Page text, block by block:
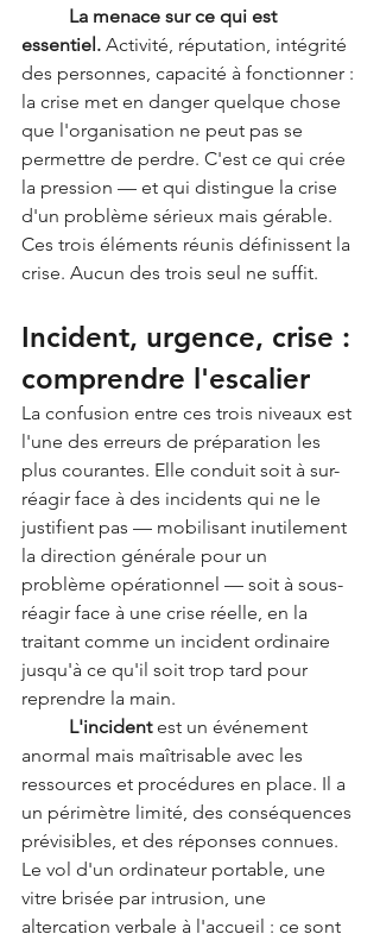
essentiel. Activité, réputation, intégrité
des personnes, capacité à fonctionner :
la crise met en danger quelque chose
que l'organisation ne peut pas se
permettre de perdre. C'est ce qui crée
la pression — et qui distingue la crise
d'un problème sérieux mais gérable.
Ces trois éléments réunis définissent la
crise. Aucun des trois seul ne suffit.
Incident, urgence, crise :
comprendre l'escalier
La confusion entre ces trois niveaux est
l'une des erreurs de préparation les
plus courantes. Elle conduit soit à sur-
réagir face à des incidents qui ne le
justifient pas — mobilisant inutilement
la direction générale pour un
problème opérationnel — soit à sous-
réagir face à une crise réelle, en la
traitant comme un incident ordinaire
jusqu'à ce qu'il soit trop tard pour
reprendre la main.
	L'incident
est un événement
anormal mais maîtrisable avec les
ressources et procédures en place. Il a
un périmètre limité, des conséquences
prévisibles, et des réponses connues.
Le vol d'un ordinateur portable, une
vitre brisée par intrusion, une
altercation verbale à l'accueil : ce sont